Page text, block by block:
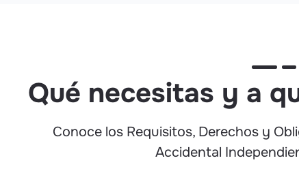
Qué necesitas y a
Conoce los Requisitos, Derechos y
Accidental